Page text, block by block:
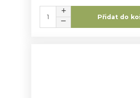
Přidat do